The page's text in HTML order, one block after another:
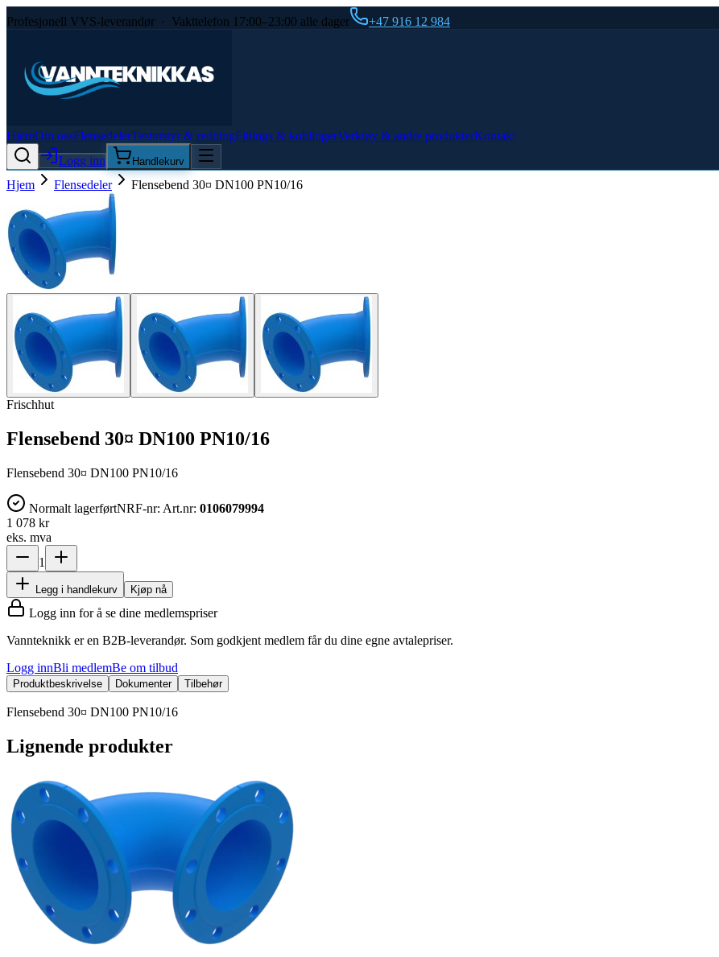
Profesjonell VVS-leverandør · Vakttelefon 17:00–23:00 alle dager +47 916 12 984
HjemOm ossFlensedelerTestutstyr & redningFittings & koblingerVerktøy & andre produkterKontakt
Logg inn
Handlekurv
Hjem Flensedeler Flensebend 30¤ DN100 PN10/16
Frischhut
Flensebend 30¤ DN100 PN10/16
Flensebend 30¤ DN100 PN10/16
Normalt lagerførtNRF-nr: Art.nr: 0106079994
1 078 kr
eks. mva
1
Legg i handlekurv Kjøp nå
Logg inn for å se dine medlemspriser
Vannteknikk er en B2B-leverandør. Som godkjent medlem får du dine egne avtalepriser.
Logg innBli medlemBe om tilbud
Produktbeskrivelse Dokumenter Tilbehør
Flensebend 30¤ DN100 PN10/16
Lignende produkter